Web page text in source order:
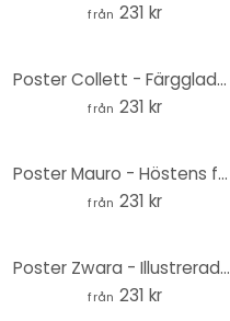
från 231 kr
Poster Collett - Färgglada retroblommor - Rund
från 231 kr
Poster Mauro - Höstens färgprakt - Rund
från 231 kr
Poster Zwara - Illustrerade rosor och korallanemoner - Rund
från 231 kr